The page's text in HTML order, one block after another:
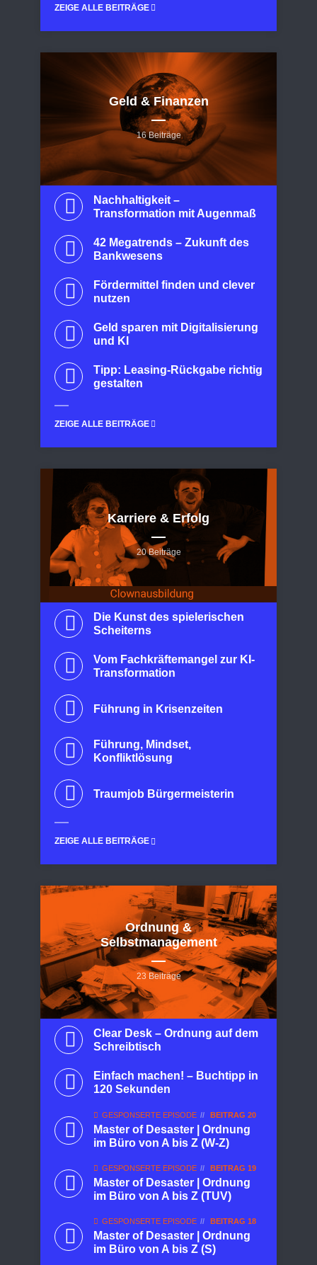
ZEIGE ALLE BEITRÄGE
Geld & Finanzen
16 Beiträge
Nachhaltigkeit –
Transformation mit Augenmaß
42 Megatrends – Zukunft des
Bankwesens
Fördermittel finden und clever
nutzen
Geld sparen mit Digitalisierung
und KI
Tipp: Leasing-Rückgabe richtig
gestalten
ZEIGE ALLE BEITRÄGE
Karriere & Erfolg
20 Beiträge
Die Kunst des spielerischen
Scheiterns
Vom Fachkräftemangel zur KI-
Transformation
Führung in Krisenzeiten
Führung, Mindset,
Konfliktlösung
Traumjob Bürgermeisterin
ZEIGE ALLE BEITRÄGE
Ordnung &
Selbstmanagement
23 Beiträge
Clear Desk – Ordnung auf dem
Schreibtisch
Einfach machen! – Buchtipp in
120 Sekunden
GESPONSERTE EPISODE BEITRAG 20
Master of Desaster | Ordnung
im Büro von A bis Z (W-Z)
GESPONSERTE EPISODE BEITRAG 19
Master of Desaster | Ordnung
im Büro von A bis Z (TUV)
GESPONSERTE EPISODE BEITRAG 18
Master of Desaster | Ordnung
im Büro von A bis Z (S)